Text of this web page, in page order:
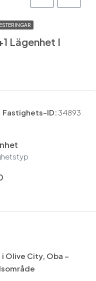
Lägenhet I
Fastighets-ID:34893
Olive City, Oba –